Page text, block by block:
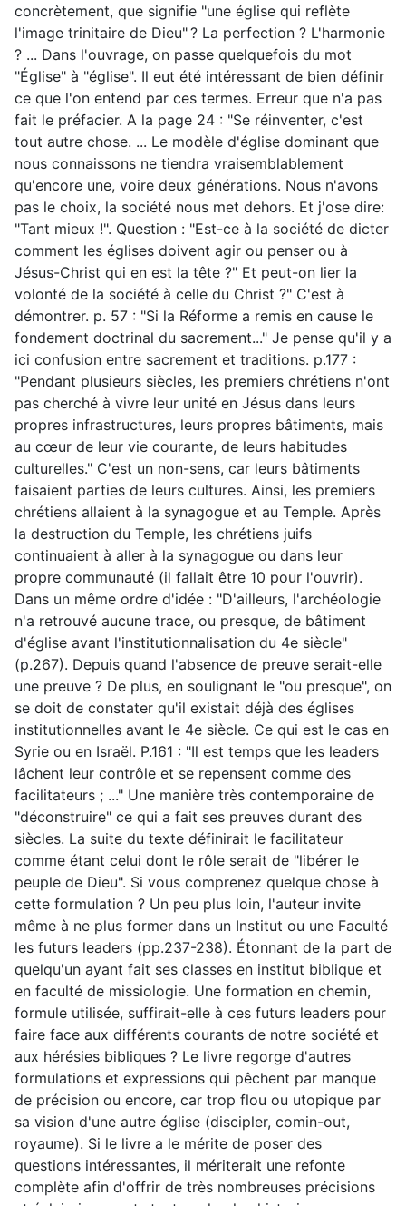
concrètement, que signifie "une église qui reflète
l'image trinitaire de Dieu" ? La perfection ? L'harmonie
? ... Dans l'ouvrage, on passe quelquefois du mot
"Église" à "église". Il eut été intéressant de bien définir
ce que l'on entend par ces termes. Erreur que n'a pas
fait le préfacier. A la page 24 : "Se réinventer, c'est
tout autre chose. ... Le modèle d'église dominant que
nous connaissons ne tiendra vraisemblablement
qu'encore une, voire deux générations. Nous n'avons
pas le choix, la société nous met dehors. Et j'ose dire:
"Tant mieux !". Question : "Est-ce à la société de dicter
comment les églises doivent agir ou penser ou à
Jésus-Christ qui en est la tête ?" Et peut-on lier la
volonté de la société à celle du Christ ?" C'est à
démontrer. p. 57 : "Si la Réforme a remis en cause le
fondement doctrinal du sacrement..." Je pense qu'il y a
ici confusion entre sacrement et traditions. p.177 :
"Pendant plusieurs siècles, les premiers chrétiens n'ont
pas cherché à vivre leur unité en Jésus dans leurs
propres infrastructures, leurs propres bâtiments, mais
au cœur de leur vie courante, de leurs habitudes
culturelles." C'est un non-sens, car leurs bâtiments
faisaient parties de leurs cultures. Ainsi, les premiers
chrétiens allaient à la synagogue et au Temple. Après
la destruction du Temple, les chrétiens juifs
continuaient à aller à la synagogue ou dans leur
propre communauté (il fallait être 10 pour l'ouvrir).
Dans un même ordre d'idée : "D'ailleurs, l'archéologie
n'a retrouvé aucune trace, ou presque, de bâtiment
d'église avant l'institutionnalisation du 4e siècle"
(p.267). Depuis quand l'absence de preuve serait-elle
une preuve ? De plus, en soulignant le "ou presque", on
se doit de constater qu'il existait déjà des églises
institutionnelles avant le 4e siècle. Ce qui est le cas en
Syrie ou en Israël. P.161 : "Il est temps que les leaders
lâchent leur contrôle et se repensent comme des
facilitateurs ; ..." Une manière très contemporaine de
"déconstruire" ce qui a fait ses preuves durant des
siècles. La suite du texte définirait le facilitateur
comme étant celui dont le rôle serait de "libérer le
peuple de Dieu". Si vous comprenez quelque chose à
cette formulation ? Un peu plus loin, l'auteur invite
même à ne plus former dans un Institut ou une Faculté
les futurs leaders (pp.237-238). Étonnant de la part de
quelqu'un ayant fait ses classes en institut biblique et
en faculté de missiologie. Une formation en chemin,
formule utilisée, suffirait-elle à ces futurs leaders pour
faire face aux différents courants de notre société et
aux hérésies bibliques ? Le livre regorge d'autres
formulations et expressions qui pêchent par manque
de précision ou encore, car trop flou ou utopique par
sa vision d'une autre église (discipler, comin-out,
royaume). Si le livre a le mérite de poser des
questions intéressantes, il mériterait une refonte
complète afin d'offrir de très nombreuses précisions